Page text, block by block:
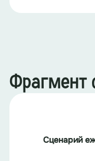
Фрагмент
Сценарий